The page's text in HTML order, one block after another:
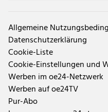
Allgemeine
Datenschutzerklärung
Cookie-Liste
Cookie-Einstellungen und
Werben im oe24-Netzwerk
Werben auf oe24TV
Pur-Abo